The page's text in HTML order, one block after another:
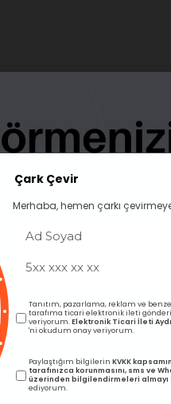
Çark Çevir
Merhaba, hemen çarkı
Tanıtım, pazarlama, reklam ve
tarafıma ticari elektronik ileti
veriyorum.Elektronik Ticari İleti
'ni okudum onay veriyorum.
Paylaştığım bilgilerin KVKK
tarafınızca korunmasını, sms ve
üzerinden bilgilendirmeleri almayı
ediyorum.